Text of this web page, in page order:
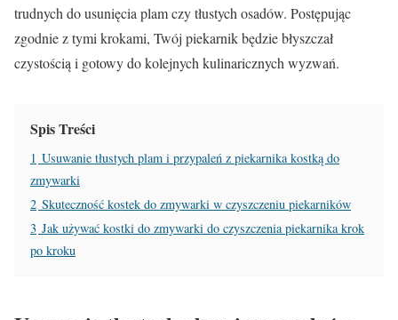
trudnych do usunięcia plam czy tłustych osadów. Postępując
zgodnie z tymi krokami, Twój piekarnik będzie błyszczał
czystością i gotowy do kolejnych kulinaricznych wyzwań.
Spis Treści
1 Usuwanie tłustych plam i przypaleń z piekarnika kostką do
zmywarki
2 Skuteczność kostek do zmywarki w czyszczeniu piekarników
3 Jak używać kostki do zmywarki do czyszczenia piekarnika krok
po kroku